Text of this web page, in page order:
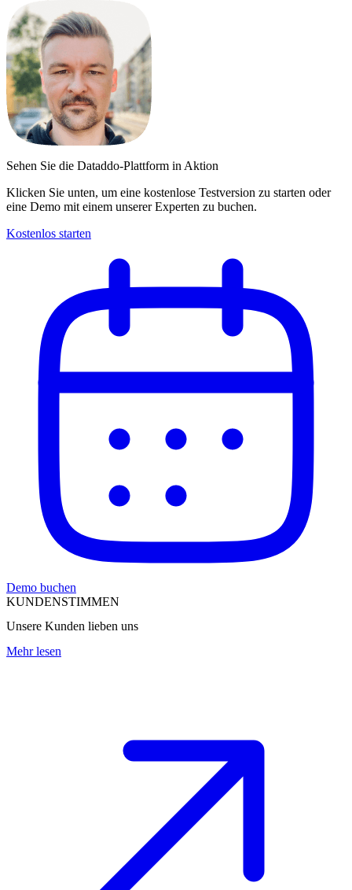
Sehen Sie die Dataddo-Plattform in Aktion
Klicken Sie unten, um eine kostenlose Testversion zu starten oder
eine Demo mit einem unserer Experten zu buchen.
Kostenlos starten
Demo buchen
KUNDENSTIMMEN
Unsere Kunden lieben uns
Mehr lesen